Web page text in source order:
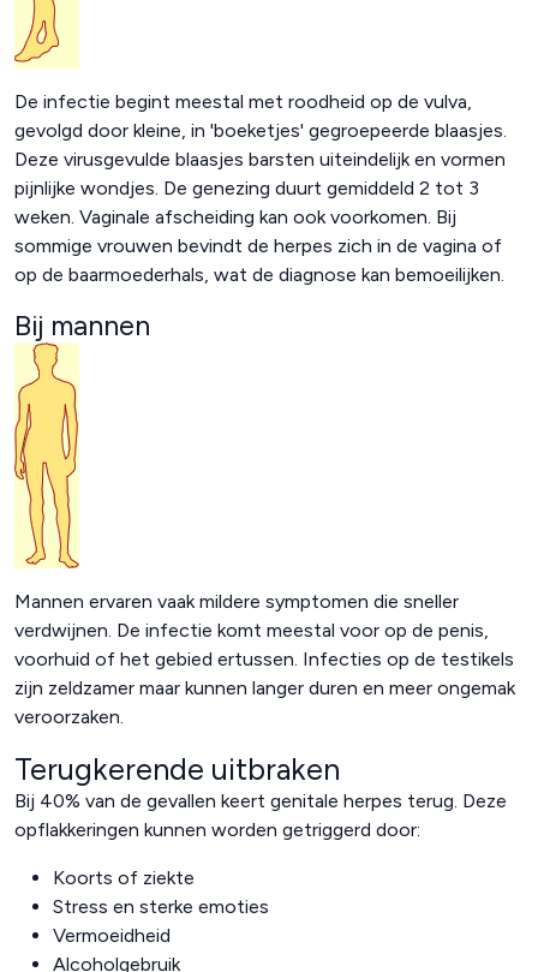
De infectie begint meestal met roodheid op de vulva,
gevolgd door kleine, in 'boeketjes' gegroepeerde blaasjes.
Deze virusgevulde blaasjes barsten uiteindelijk en vormen
pijnlijke wondjes. De genezing duurt gemiddeld 2 tot 3
weken. Vaginale afscheiding kan ook voorkomen. Bij
sommige vrouwen bevindt de herpes zich in de vagina of
op de baarmoederhals, wat de diagnose kan bemoeilijken.
Bij mannen
Mannen ervaren vaak mildere symptomen die sneller
verdwijnen. De infectie komt meestal voor op de penis,
voorhuid of het gebied ertussen. Infecties op de testikels
zijn zeldzamer maar kunnen langer duren en meer ongemak
veroorzaken.
Terugkerende uitbraken
Bij 40% van de gevallen keert genitale herpes terug. Deze
opflakkeringen kunnen worden getriggerd door:
Koorts of ziekte
Stress en sterke emoties
Vermoeidheid
Alcoholgebruik